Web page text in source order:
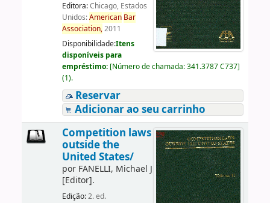
Editora:Chicago, Estados
Unidos:American Bar
Association,2011
Disponibilidade:Itens
disponíveis para
empréstimo: [Número de chamada:341.3787 C737]
(1).
Reservar
Adicionar ao seu carrinho
Competition laws
outside the
United States/
por FANELLI, Michael J
[Editor].
Edição:2. ed.